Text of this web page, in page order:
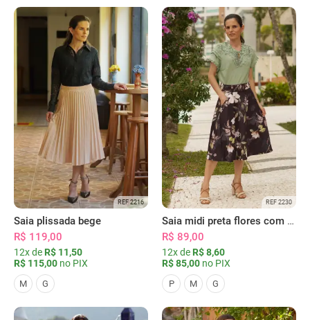
REF 2216
Saia plissada bege
R$ 119,00
12x de R$ 11,50
R$ 115,00 no PIX
M G
REF 2230
Saia midi preta flores com bolsos
R$ 89,00
12x de R$ 8,60
R$ 85,00 no PIX
P M G